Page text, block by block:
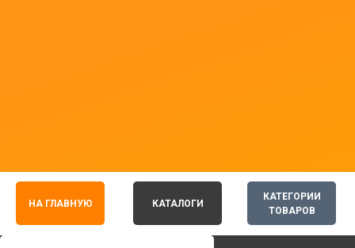
КАТЕГОРИИ
ТОВАРОВ
НА ГЛАВНУЮ КАТАЛОГИ